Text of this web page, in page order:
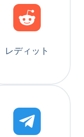
レディット